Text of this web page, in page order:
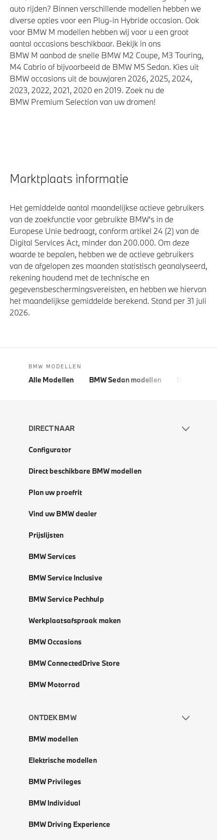
auto rijden? Binnen verschillende modellen hebben we
diverse opties voor een Plug-in Hybride occasion. Ook
voor BMW M modellen hebben wij voor u een groot
aantal occasions beschikbaar. Bekijk in ons
BMW M aanbod de snelle BMW M2 Coupe, M3 Touring,
M4 Cabrio of bijvoorbeeld de BMW M5 Sedan. Kies uit
BMW occasions uit de bouwjaren 2026, 2025, 2024,
2023, 2022, 2021, 2020 en 2019. Zoek nu de
BMW Premium Selection van uw dromen!
Marktplaats informatie
Het gemiddelde aantal maandelijkse actieve gebruikers
van de zoekfunctie voor gebruikte BMW's in de
Europese Unie bedraagt, conform artikel 24 (2) van de
Digital Services Act, minder dan 200.000. Om deze
waarde te bepalen, hebben we de actieve gebruikers
van de afgelopen zes maanden statistisch geanalyseerd,
rekening houdend met de technische en
gegevensbeschermingsvereisten, en hebben we hiervan
het maandelijkse gemiddelde berekend. Stand per 31 juli
2026.
BMW MODELLEN
Alle Modellen BMW Sedan modellen
DIRECT NAAR
Configurator
Direct beschikbare BMW modellen
Plan uw proefrit
Vind uw BMW dealer
Prijslijsten
BMW Services
BMW Service Inclusive
BMW Service Pechhulp
Werkplaatsafspraak maken
BMW Occasions
BMW ConnectedDrive Store
BMW Motorrad
ONTDEK BMW
BMW modellen
Elektrische modellen
BMW Privileges
BMW Individual
BMW Driving Experience